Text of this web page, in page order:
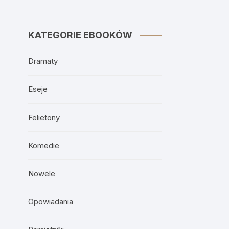
KATEGORIE EBOOKÓW
Dramaty
Eseje
Felietony
Komedie
Nowele
Opowiadania